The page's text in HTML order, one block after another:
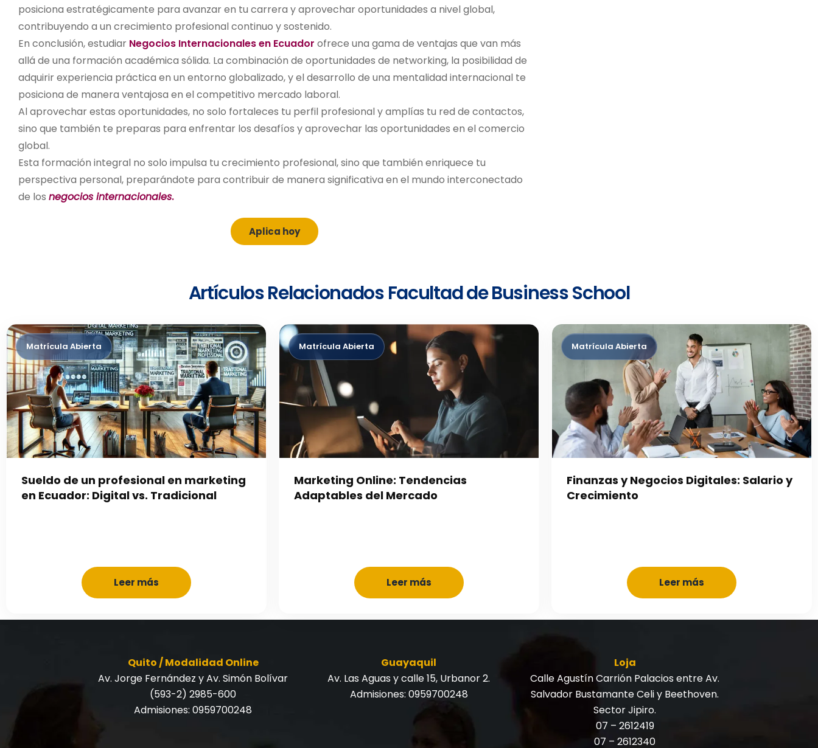
posiciona estratégicamente para avanzar en tu carrera y aprovechar oportunidades a nivel global,
contribuyendo a un crecimiento profesional continuo y sostenido.
En conclusión, estudiar Negocios Internacionales en Ecuador ofrece una gama de ventajas que van más
allá de una formación académica sólida. La combinación de oportunidades de networking, la posibilidad de
adquirir experiencia práctica en un entorno globalizado, y el desarrollo de una mentalidad internacional te
posiciona de manera ventajosa en el competitivo mercado laboral.
Al aprovechar estas oportunidades, no solo fortaleces tu perfil profesional y amplías tu red de contactos,
sino que también te preparas para enfrentar los desafíos y aprovechar las oportunidades en el comercio
global.
Esta formación integral no solo impulsa tu crecimiento profesional, sino que también enriquece tu
perspectiva personal, preparándote para contribuir de manera significativa en el mundo interconectado
de los negocios internacionales.
Aplica hoy
Artículos Relacionados Facultad de Business School
Sueldo de un profesional en marketing
en Ecuador: Digital vs. Tradicional
Leer más
Marketing Online: Tendencias
Adaptables del Mercado
Leer más
Finanzas y Negocios Digitales: Salario y
Crecimiento
Leer más
Quito / Modalidad Online
Av. Jorge Fernández y Av. Simón Bolívar
(593-2) 2985-600
Admisiones:0959700248
Guayaquil
Av. Las Aguas y calle 15, Urbanor 2.
Admisiones: 0959700248
Loja
Calle Agustín Carrión Palacios entre Av.
Salvador Bustamante Celi y Beethoven.
Sector Jipiro.
07 – 2612419
07 – 2612340